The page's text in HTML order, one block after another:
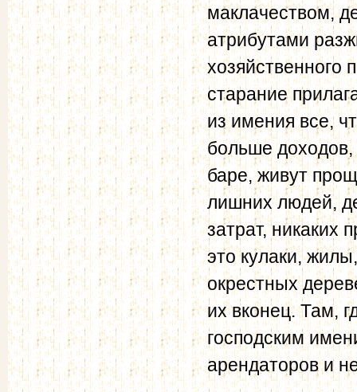
маклачеством,
атрибутами
хозяйственного
старание
из имения все,
больше доходов,
баре, живут
лишних людей,
затрат, никаких
это кулаки,
окрестных
их вконец. Там,
господским
арендаторов и